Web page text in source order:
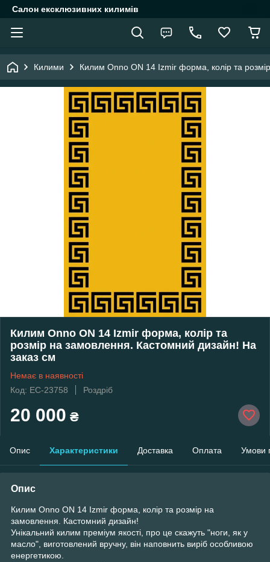
Салон ексклюзивних килимів
Килими Килим Onno ON 14 Izmir форма, колір та
Килим Onno ON 14 Izmir форма, колір та
розмір на замовлення. Кастомний дизайн! На
заказ см
Немає в наявності
Код: EC-23758
Роздріб
20 000 ₴
Опис Характеристики Доставка Оплата Умови
Опис
Килим Onno ON 14 Izmir форма, колір та розмір на
замовлення. Кастомний дизайн!
Унікальний килим преміум якості, про це скажуть "ноги, як у
масло", виготовлений вручну, він наповнить виріб особливою
енергетикою.